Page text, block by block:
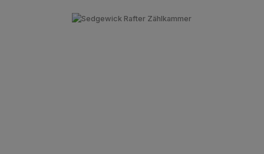
Bildergalerie überspringen